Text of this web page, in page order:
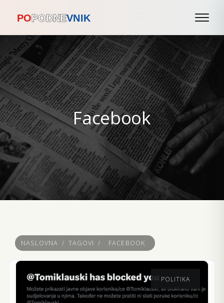
Facebook
NASLOVNA / TAGOVI / FACEBOOK
POLITIKA